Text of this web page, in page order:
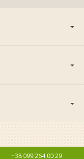
+38 099 264 00 29